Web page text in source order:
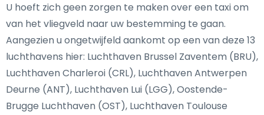
U hoeft zich geen zorgen te maken over een taxi om
van het vliegveld naar uw bestemming te gaan.
Aangezien u ongetwijfeld aankomt op een van deze 13
luchthavens hier: Luchthaven Brussel Zaventem (BRU),
Luchthaven Charleroi (CRL), Luchthaven Antwerpen
Deurne (ANT), Luchthaven Lui (LGG), Oostende-
Brugge Luchthaven (OST), Luchthaven Toulouse